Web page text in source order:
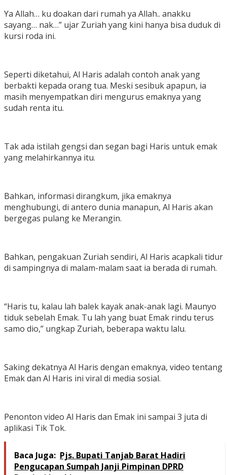
Ya Allah… ku doakan dari rumah ya Allah.. anakku
sayang… nak…” ujar Zuriah yang kini hanya bisa duduk di
kursi roda ini.
Seperti diketahui, Al Haris adalah contoh anak yang
berbakti kepada orang tua. Meski sesibuk apapun, ia
masih menyempatkan diri mengurus emaknya yang
sudah renta itu.
Tak ada istilah gengsi dan segan bagi Haris untuk emak
yang melahirkannya itu.
Bahkan, informasi dirangkum, jika emaknya
menghubungi, di antero dunia manapun, Al Haris akan
bergegas pulang ke Merangin.
Bahkan, pengakuan Zuriah sendiri, Al Haris acapkali tidur
di sampingnya di malam-malam saat ia berada di rumah.
“Haris tu, kalau lah balek kayak anak-anak lagi. Maunyo
tiduk sebelah Emak. Tu lah yang buat Emak rindu terus
samo dio,” ungkap Zuriah, beberapa waktu lalu.
Saking dekatnya Al Haris dengan emaknya, video tentang
Emak dan Al Haris ini viral di media sosial.
Penonton video Al Haris dan Emak ini sampai 3 juta di
aplikasi Tik Tok.
Baca Juga: Pjs. Bupati Tanjab Barat Hadiri
Pengucapan Sumpah Janji Pimpinan DPRD